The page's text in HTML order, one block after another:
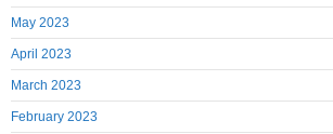
May 2023
April 2023
March 2023
February 2023